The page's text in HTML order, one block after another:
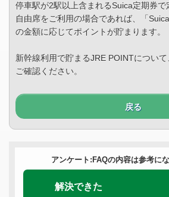
停車駅が2駅以上含まれるSuica定期券で
自由席をご利用の場合であれば、「
の金額に応じてポイントが貯まります。
新幹線利用で貯まるJRE POINTについて
ご確認ください。
戻る
アンケート:FAQの内容は参考に
解決できた